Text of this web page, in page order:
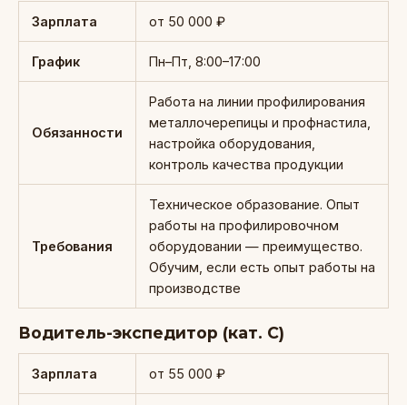
Зарплата от 50 000 ₽
График Пн–Пт, 8:00–17:00
Обязанности
Работа на линии профилирования
металлочерепицы и профнастила,
настройка оборудования,
контроль качества продукции
Требования
Техническое образование. Опыт
работы на профилировочном
оборудовании — преимущество.
Обучим, если есть опыт работы на
производстве
Водитель-экспедитор (кат. С)
Зарплата от 55 000 ₽